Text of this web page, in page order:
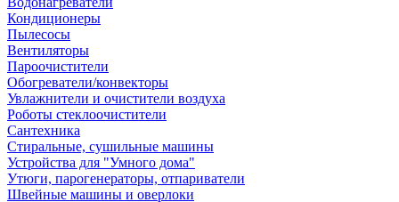
Кондиционеры
Пылесосы
Вентиляторы
Пароочистители
Обогреватели/конвекторы
Увлажнители и очистители воздуха
Роботы стеклоочистители
Сантехника
Стиральные, сушильные машины
Устройства для "Умного дома"
Утюги, парогенераторы, отпариватели
Швейные машины и оверлоки